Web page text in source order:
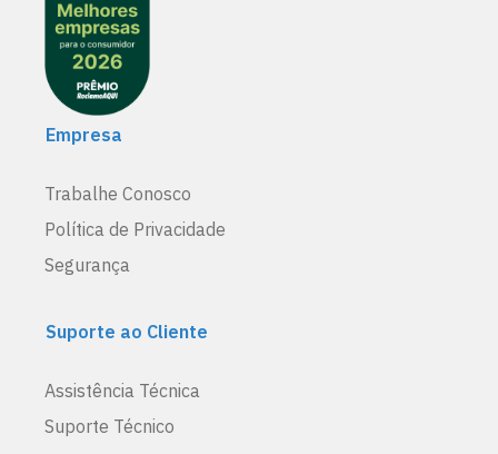
Empresa
Trabalhe Conosco
Política de Privacidade
Segurança
Suporte ao Cliente
Assistência Técnica
Suporte Técnico